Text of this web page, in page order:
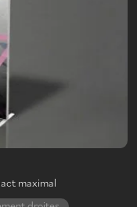
maximal